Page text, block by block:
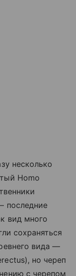
несколько
Homo
последние
вид много
сохраняться
вида —
но череп
с черепом